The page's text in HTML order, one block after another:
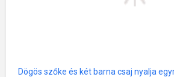
Dögös szőke és két barna csaj nyalja